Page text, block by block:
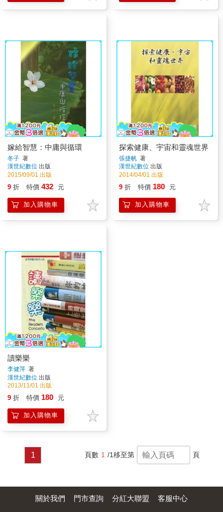
嫁給智慧：中庸與循環
冬子 著
漢世紀數位 出版
2015/09/01 出版
9 折 特價 432 元
加入購物車
探索健康、宇宙和靈魂世界
張捷帆 著
漢世紀數位 出版
2014/04/01 出版
9 折 特價 180 元
加入購物車
讀樂樂
李健萍 著
漢世紀數位 出版
2013/11/01 出版
9 折 特價 180 元
加入購物車
1 頁數 1 /1移至第 頁
關於我們 門市查詢 分紅大聯盟 客服中心